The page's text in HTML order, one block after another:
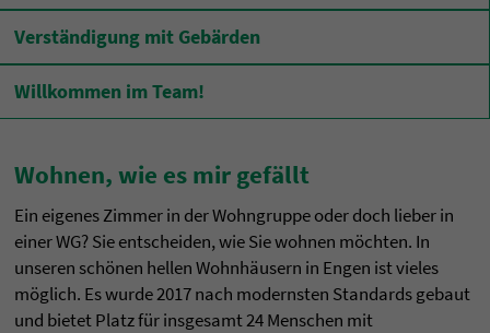
Verständigung mit Gebärden
Willkommen im Team!
Wohnen, wie es mir gefällt
Ein eigenes Zimmer in der Wohngruppe oder doch lieber in
einer WG? Sie entscheiden, wie Sie wohnen möchten. In
unseren schönen hellen Wohnhäusern in Engen ist vieles
möglich. Es wurde 2017 nach modernsten Standards gebaut
und bietet Platz für insgesamt 24 Menschen mit